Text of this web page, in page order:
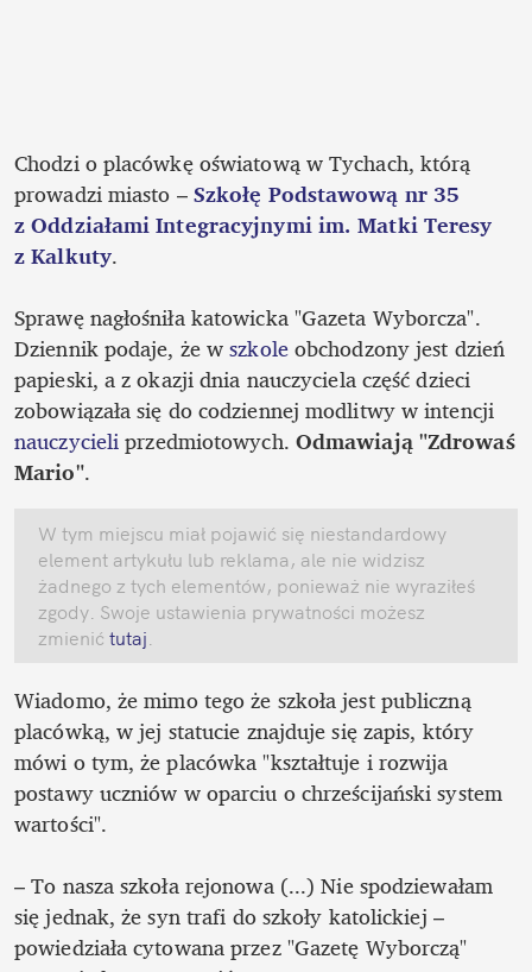
Chodzi o placówkę oświatową w Tychach, którą
prowadzi miasto – Szkołę Podstawową nr 35
z Oddziałami Integracyjnymi im. Matki Teresy
z Kalkuty.
Sprawę nagłośniła katowicka "Gazeta Wyborcza".
Dziennik podaje, że w szkole obchodzony jest dzień
papieski, a z okazji dnia nauczyciela część dzieci
zobowiązała się do codziennej modlitwy w intencji
nauczycieli przedmiotowych. Odmawiają "Zdrowaś
Mario".
W tym miejscu miał pojawić się niestandardowy
element artykułu lub reklama, ale nie widzisz
żadnego z tych elementów, ponieważ nie wyraziłeś
zgody. Swoje ustawienia prywatności możesz
zmienić tutaj
Wiadomo, że mimo tego że szkoła jest publiczną
placówką, w jej statucie znajduje się zapis, który
mówi o tym, że placówka "kształtuje i rozwija
postawy uczniów w oparciu o chrześcijański system
wartości".
– To nasza szkoła rejonowa (...) Nie spodziewałam
się jednak, że syn trafi do szkoły katolickiej –
powiedziała cytowana przez "Gazetę Wyborczą"